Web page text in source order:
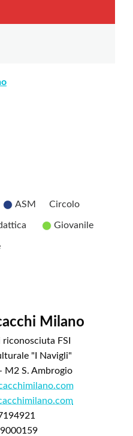
ASM Circolo
Giovanile
Milano
FSI
"I Navigli"
M2 S. Ambrogio